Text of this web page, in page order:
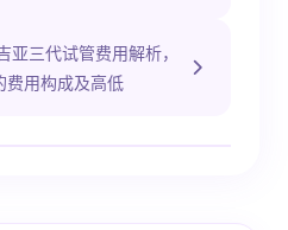
三代试管费用解析，
费用构成及高低